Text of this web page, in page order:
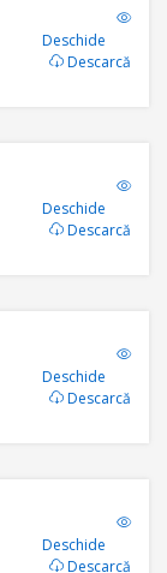
Deschide
Descarcă
Deschide
Descarcă
Deschide
Descarcă
Deschide
Descarcă